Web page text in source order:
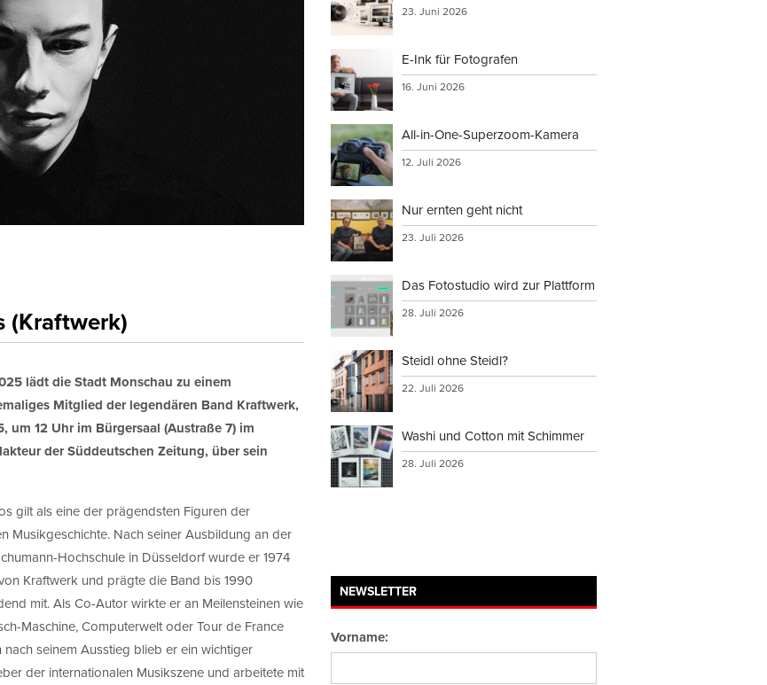
(Kraftwerk)
lädt die Stadt Monschau zu einem
Mitglied der legendären Band Kraftwerk,
12 Uhr im Bürgersaal (Austraße 7) im
der Süddeutschen Zeitung, über sein
gilt als eine der prägendsten Figuren der
Musikgeschichte. Nach seiner Ausbildung an der
Hochschule in Düsseldorf wurde er 1974
Kraftwerk und prägte die Band bis 1990
mit. Als Co-Autor wirkte er an Meilensteinen wie
Maschine, Computerwelt oder Tour de France
nach seinem Ausstieg blieb er ein wichtiger
der internationalen Musikszene und arbeitete mit
23. Juni 2026
E-Ink für Fotografen
16. Juni 2026
All-in-One-Superzoom-Kamera
12. Juli 2026
Nur ernten geht nicht
23. Juli 2026
Das Fotostudio wird zur Plattform
28. Juli 2026
Steidl ohne Steidl?
22. Juli 2026
Washi und Cotton mit Schimmer
28. Juli 2026
NEWSLETTER
Vorname: